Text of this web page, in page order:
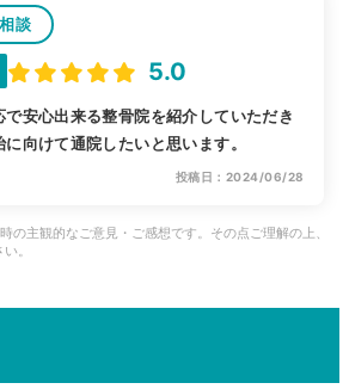
談
5.0
安心出来る整骨院を紹介していただき
向けて通院したいと思います。
投稿日：2024/06/28
の主観的なご意見・ご感想です。その点ご理解の上、
。